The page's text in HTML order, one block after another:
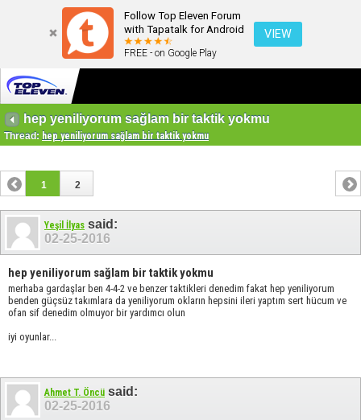
Follow Top Eleven Forum
with Tapatalk for Android
FREE - on Google Play
VIEW
hep yeniliyorum sağlam bir taktik yokmu
Thread: hep yeniliyorum sağlam bir taktik yokmu
1 2
Yeşil İlyas said:
02-25-2016
hep yeniliyorum sağlam bir taktik yokmu
merhaba gardaşlar ben 4-4-2 ve benzer taktikleri denedim fakat hep yeniliyorum
benden güçsüz takımlara da yeniliyorum okların hepsini ileri yaptım sert hücum ve
ofan sif denedim olmuyor bir yardımcı olun
iyi oyunlar...
Ahmet T. Öncü said:
02-25-2016